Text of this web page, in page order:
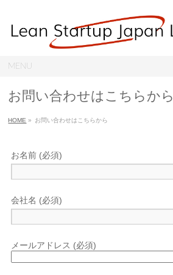
MENU
お問い合わせはこちらから
HOME » お問い合わせはこちらから
お名前 (必須)
会社名 (必須)
メールアドレス (必須)